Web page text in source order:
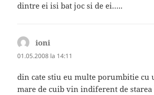
dintre ei isi bat joc si de ei…..
ioni
01.05.2008 la 14:11
din cate stiu eu multe porumbitie cu
mare de cuib vin indiferent de